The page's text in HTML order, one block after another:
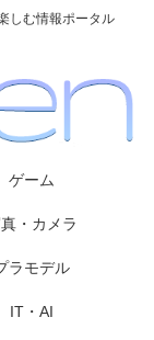
しむ情報ポータル
ゲーム
・カメラ
ラモデル
IT・AI